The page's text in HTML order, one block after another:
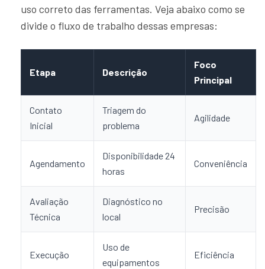
uso correto das ferramentas. Veja abaixo como se
divide o fluxo de trabalho dessas empresas:
Etapa Descrição
Foco
Principal
Contato
Inicial
Triagem do
problema
Agilidade
Agendamento
Disponibilidade 24
horas
Conveniência
Avaliação
Técnica
Diagnóstico no
local
Precisão
Execução
Uso de
equipamentos
Eficiência